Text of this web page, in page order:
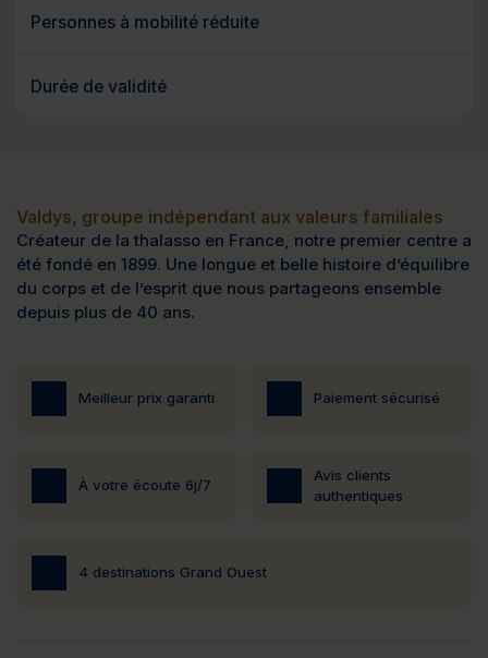
Personnes à mobilité réduite
Durée de validité
Valdys, groupe indépendant aux valeurs familiales
Créateur de la thalasso en France, notre premier centre a
été fondé en 1899. Une longue et belle histoire d’équilibre
du corps et de l’esprit que nous partageons ensemble
depuis plus de 40 ans.
Meilleur prix garanti Paiement sécurisé
À votre écoute 6j/7
Avis clients
authentiques
4 destinations Grand Ouest